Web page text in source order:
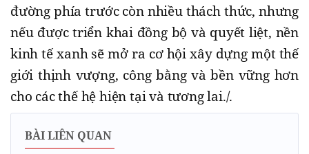
đường phía trước còn nhiều thách thức, nhưng
nếu được triển khai đồng bộ và quyết liệt, nền
kinh tế xanh sẽ mở ra cơ hội xây dựng một thế
giới thịnh vượng, công bằng và bền vững hơn
cho các thế hệ hiện tại và tương lai./.
BÀI LIÊN QUAN